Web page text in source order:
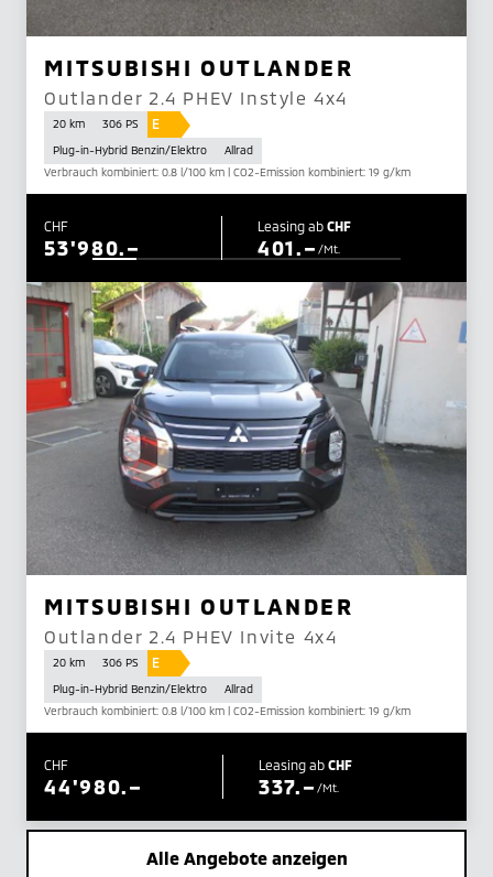
MITSUBISHI OUTLANDER
Outlander 2.4 PHEV Instyle 4x4
20 km 306 PS E
Plug-in-Hybrid Benzin/Elektro
Allrad
Verbrauch kombiniert: 0.8 l/100 km | CO2-Emission kombiniert: 19 g/km
CHF
53'980.–
Leasing ab CHF
401.– /Mt.
MITSUBISHI OUTLANDER
Outlander 2.4 PHEV Invite 4x4
20 km 306 PS E
Plug-in-Hybrid Benzin/Elektro
Allrad
Verbrauch kombiniert: 0.8 l/100 km | CO2-Emission kombiniert: 19 g/km
CHF
44'980.–
Leasing ab CHF
337.– /Mt.
Alle Angebote anzeigen